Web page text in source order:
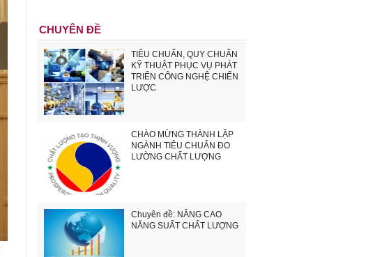
CHUYÊN ĐỀ
TIÊU CHUẨN, QUY CHUẨN
KỸ THUẬT PHỤC VỤ PHÁT
TRIỂN CÔNG NGHỆ CHIẾN
LƯỢC
CHÀO MỪNG THÀNH LẬP
NGÀNH TIÊU CHUẨN ĐO
LƯỜNG CHẤT LƯỢNG
Chuyên đề: NÂNG CAO
NĂNG SUẤT CHẤT LƯỢNG